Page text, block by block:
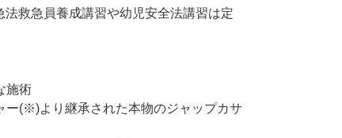
救急員養成講習や幼児安全法講習は定
施術
ー(※)より継承された本物のジャップカサ